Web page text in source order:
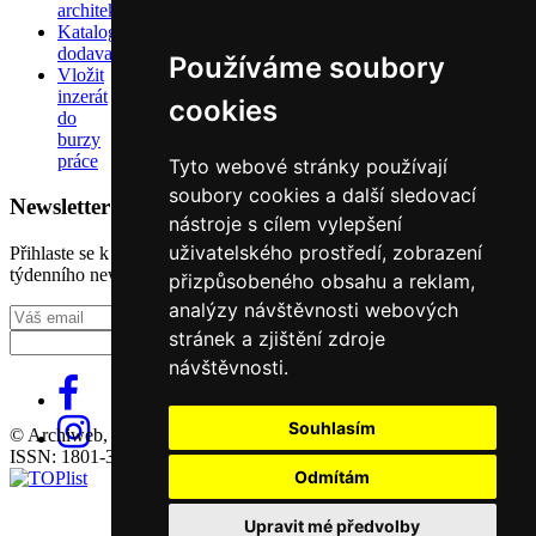
Používáme soubory
cookies
Tyto webové stránky používají
soubory cookies a další sledovací
nástroje s cílem vylepšení
uživatelského prostředí, zobrazení
přizpůsobeného obsahu a reklam,
analýzy návštěvnosti webových
stránek a zjištění zdroje
návštěvnosti.
Souhlasím
Odmítám
Upravit mé předvolby
architektů
Katalog
dodavatelů
Vložit
inzerát
do
burzy
práce
Newsletter
Přihlaste se k odběru našeho pravidelného
týdenního newsletteru:
Fill in „nospam“
© Archiweb, s.r.o. 1997-2026
ISSN: 1801-3902